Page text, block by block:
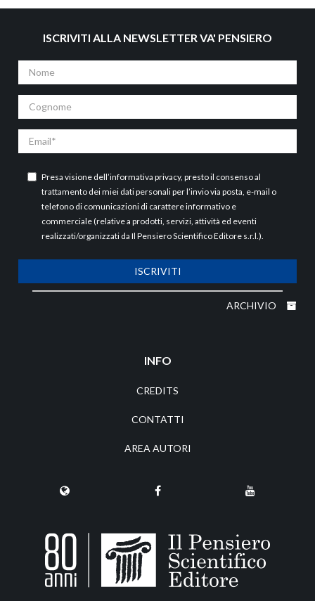
ISCRIVITI ALLA NEWSLETTER VA' PENSIERO
Nome
Cognome
Email
Presa visione dell’informativa privacy, presto il consenso al
trattamento dei miei dati personali per l’invio via posta, e-mail o
telefono di comunicazioni di carattere informativo e
commerciale (relative a prodotti, servizi, attività ed eventi
realizzati/organizzati da Il Pensiero Scientifico Editore s.r.l.).
ISCRIVITI
ARCHIVIO
INFO
CREDITS
CONTATTI
AREA AUTORI